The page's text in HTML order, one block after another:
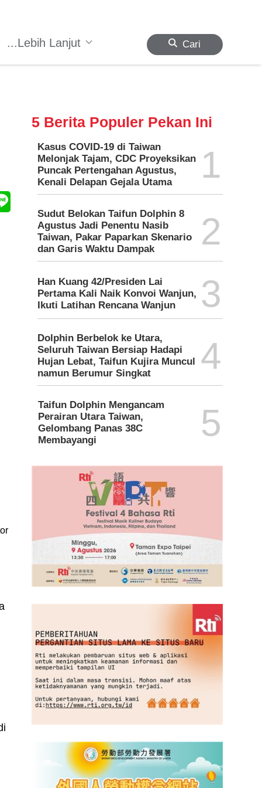
...Lebih Lanjut Cari
5 Berita Populer Pekan Ini
Kasus COVID-19 di Taiwan
Melonjak Tajam, CDC Proyeksikan
Puncak Pertengahan Agustus,
Kenali Delapan Gejala Utama
1
Sudut Belokan Taifun Dolphin 8
Agustus Jadi Penentu Nasib
Taiwan, Pakar Paparkan Skenario
dan Garis Waktu Dampak
2
Han Kuang 42/Presiden Lai
Pertama Kali Naik Konvoi Wanjun,
Ikuti Latihan Rencana Wanjun
3
Dolphin Berbelok ke Utara,
Seluruh Taiwan Bersiap Hadapi
Hujan Lebat, Taifun Kujira Muncul
namun Berumur Singkat
4
Taifun Dolphin Mengancam
Perairan Utara Taiwan,
Gelombang Panas 38C
Membayangi
5